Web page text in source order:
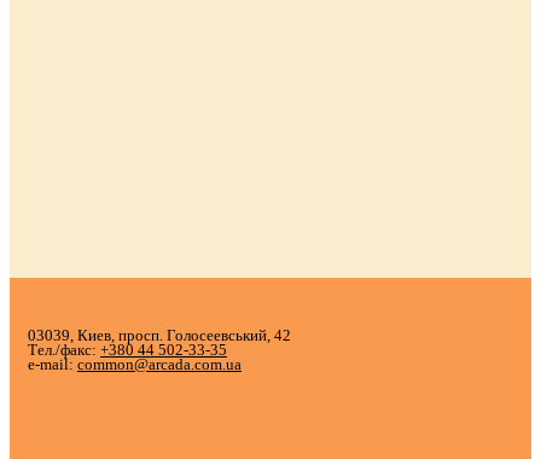
03039, Киев, просп. Голосеевський, 42
Тел./факс: +380 44 502-33-35
e-mail: common@arcada.com.ua